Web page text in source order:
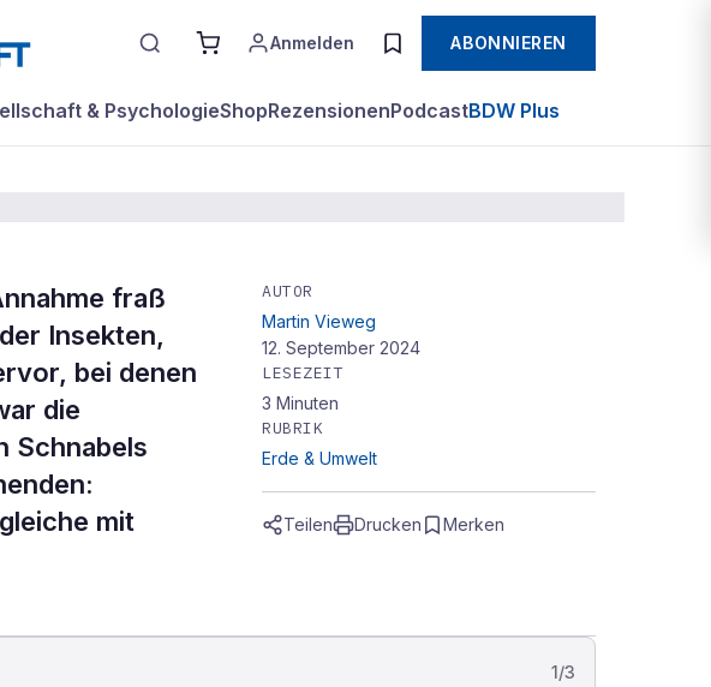
Anmelden ABONNIEREN
& PsychologieShopRezensionenPodcastBDW Plus
eines
fraß
Insekten,
bei denen
die
Schnabels
mit
AUTOR
Martin Vieweg
12. September 2024
LESEZEIT
3 Minuten
RUBRIK
Erde & Umwelt
Teilen Drucken Merken
1/3